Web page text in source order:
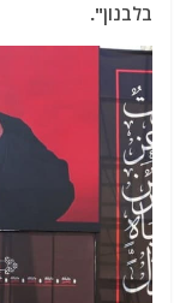
בלבנון".